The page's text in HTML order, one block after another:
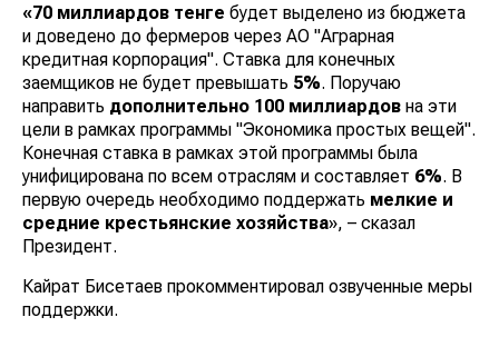
«70 миллиардов тенге будет выделено из бюджета
и доведено до фермеров через АО "Аграрная
кредитная корпорация". Ставка для конечных
заемщиков не будет превышать 5%. Поручаю
направить дополнительно 100 миллиардов на эти
цели в рамках программы "Экономика простых вещей".
Конечная ставка в рамках этой программы была
унифицирована по всем отраслям и составляет 6%. В
первую очередь необходимо поддержать мелкие и
средние крестьянские хозяйства», – сказал
Президент.
Кайрат Бисетаев прокомментировал озвученные меры
поддержки.